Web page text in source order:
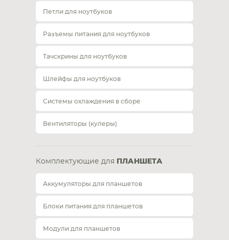
Петли для ноутбуков
Разъемы питания для ноутбуков
Тачскрины для ноутбуков
Шлейфы для ноутбуков
Системы охлаждения в сборе
Вентиляторы (кулеры)
Комплектующие для ПЛАНШЕТА
Аккумуляторы для планшетов
Блоки питания для планшетов
Модули для планшетов